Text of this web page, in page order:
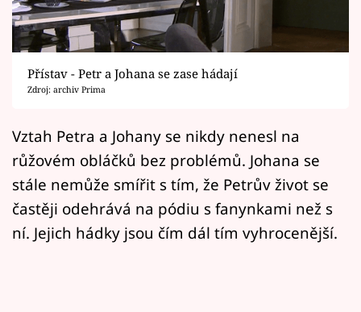
Sledujte prima+
Filmový festival Karlovy Vary
Pořady
Mámy sobě
Přihlášení
Sledujte nás
Přístav - Petr a Johana se zase hádají
Zdroj: archiv Prima
Vztah Petra a Johany se nikdy nenesl na
růžovém obláčků bez problémů. Johana se
stále nemůže smířit s tím, že Petrův život se
častěji odehrává na pódiu s fanynkami než s
ní. Jejich hádky jsou čím dál tím vyhrocenější.